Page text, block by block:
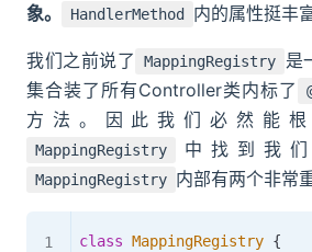
象。
HandlerMethod 内的属性挺丰
我们之前说了 MappingRegistry
是
集合装了所有Controller类内标了
方法。因此我们必然能根
MappingRegistry 中找到我
MappingRegistry 内部有两个非常
class MappingRegistry {